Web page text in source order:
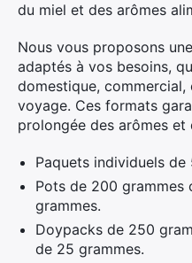
du miel et des arômes
Nous vous proposons
adaptés à vos besoins,
domestique, commercial,
voyage. Ces formats
prolongée des arômes et
Paquets individuels de
Pots de 200 grammes
grammes.
Doypacks de 250
de 25 grammes.